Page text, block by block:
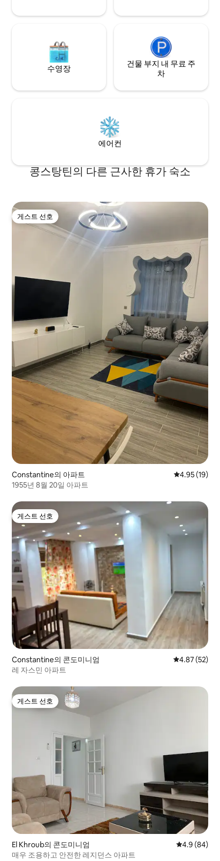
수영장
건물 부지 내 무료 주
차
에어컨
콩스탕틴의 다른 근사한 휴가 숙소
게스트 선호
게스트 선호
Constantine의 아파트 평점 4.95점
4.95 (19)
1955년 8월 20일 아파트
게스트 선호
게스트 선호
Constantine의 콘도미니엄 평점 4.87점(5
4.87 (52)
레 자스민 아파트
게스트 선호
게스트 선호
El Khroub의 콘도미니엄 평점 4.9점(5
4.9 (84)
매우 조용하고 안전한 레지던스 아파트